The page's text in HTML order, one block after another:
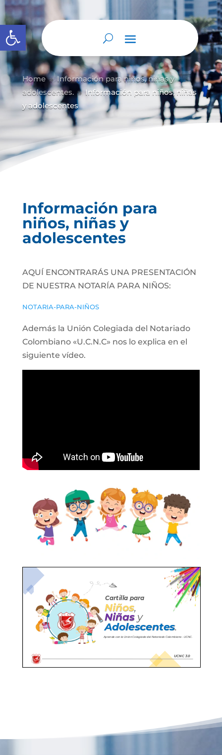
Abrir barra de herramientas
Home 9 Información para niños, niñas y
adolescentes. 9 Información para niños, niñas
y adolescentes
Información para
niños, niñas y
adolescentes
AQUÍ ENCONTRARÁS UNA PRESENTACIÓN
DE NUESTRA NOTARÍA PARA NIÑOS:
NOTARIA-PARA-NIÑOS
Además la Unión Colegiada del Notariado
Colombiano «U.C.N.C» nos lo explica en el
siguiente vídeo.